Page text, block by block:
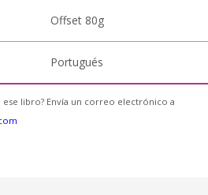
Offset 80g
Portugués
ese libro? Envía un correo electrónico a